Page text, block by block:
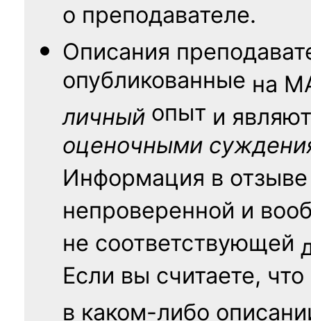
о преподавателе.
Описания
опубликованные на
личный опыт и
оценочными
Информация в
непроверенной и
не соответствующей
Если вы считаете, что
в каком-либо